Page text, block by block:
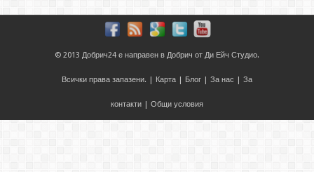
© 2013 Добрич24 е направен в Добрич от Ди Ейч Студио.
Всички права запазени. | Карта | Блог | За нас | За
контакти | Общи условия